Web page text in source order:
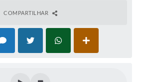
COMPARTILHAR